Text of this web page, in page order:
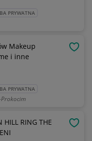
PRYWATNA
Makeup
i inne
PRYWATNA
HILL RING THE